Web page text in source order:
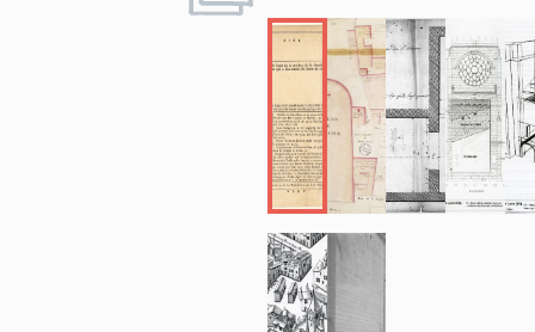
par
chanoines
propriétaires
pour
juin de
nouvelles
´expertise